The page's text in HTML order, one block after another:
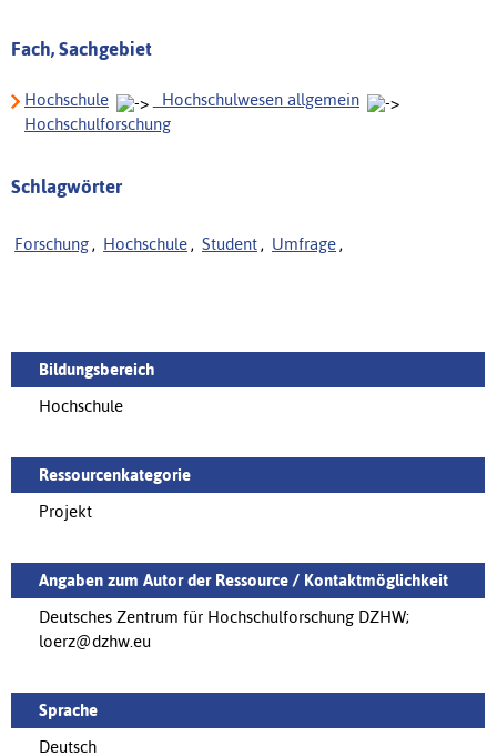
Fach, Sachgebiet
Hochschule
_Hochschulwesen allgemein
Hochschulforschung
Schlagwörter
Forschung , Hochschule , Student , Umfrage ,
Bildungsbereich
Hochschule
Ressourcenkategorie
Projekt
Angaben zum Autor der Ressource / Kontaktmöglichkeit
Deutsches Zentrum für Hochschulforschung DZHW;
loerz@dzhw.eu
Sprache
Deutsch